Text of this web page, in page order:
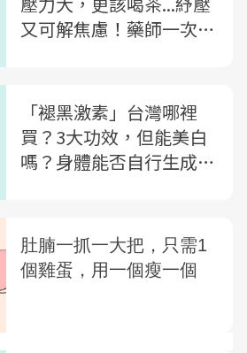
又可解焦慮！藥師一次解
「褪黑激素」台灣哪裡
買？3大功效，但能美白
嗎？身體能否自行生成？